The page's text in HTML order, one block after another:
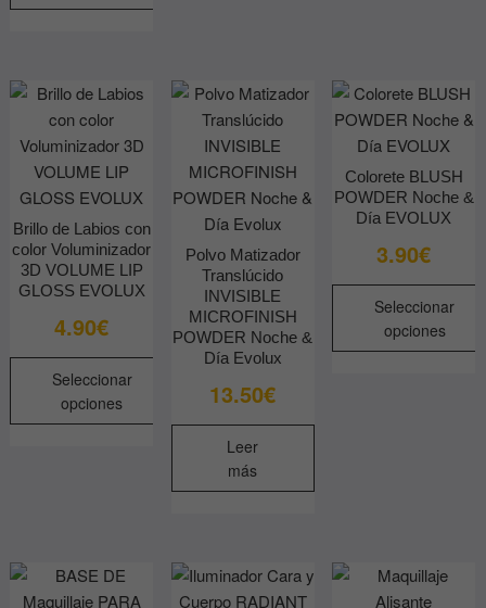
múltiples
variantes.
Las
opciones
se
pueden
elegir
en
página
de
producto
opciones
se
pueden
elegir
en
la
de
producto
pueden
elegir
en
la
página
de
producto
Brillo de Labios con
color Voluminizador
3D VOLUME LIP
GLOSS EVOLUX
4.90€
Seleccionar
opciones
Las
opciones
Polvo Matizador
Translúcido
INVISIBLE
MICROFINISH
POWDER Noche &
Día Evolux
13.50€
Leer
más
Colorete BLUSH
POWDER Noche &
Día EVOLUX
3.90€
Seleccionar
opciones
pueden
elegir